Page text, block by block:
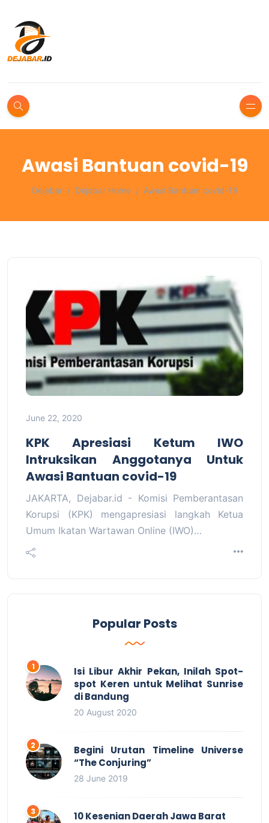
Awasi Bantuan covid-19
Dejabar Dejabar Home Awasi Bantuan covid-19
June 22, 2020
KPK Apresiasi Ketum IWO
Intruksikan Anggotanya Untuk
Awasi Bantuan covid-19
JAKARTA, Dejabar.id - Komisi Pemberantasan
Korupsi (KPK) mengapresiasi langkah Ketua
Umum Ikatan Wartawan Online (IWO)…
Popular Posts
Isi Libur Akhir Pekan, Inilah Spot-
spot Keren untuk Melihat Sunrise
di Bandung
20 August 2020
Begini Urutan Timeline Universe
“The Conjuring”
28 June 2019
10 Kesenian Daerah Jawa Barat